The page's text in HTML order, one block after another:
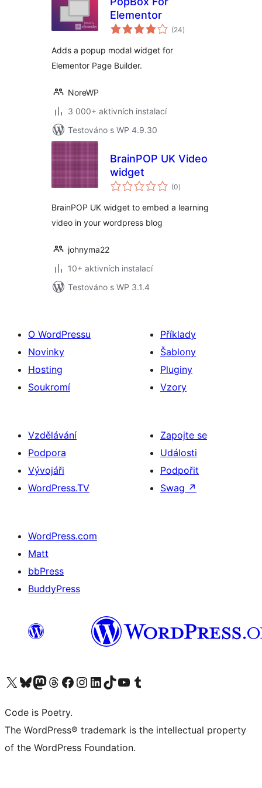
Elementor
(24celkové
hodnocení
)
Adds a popup modal widget for
Elementor Page Builder.
NoreWP
3 000+ aktivních instalací
Testováno s WP 4.9.30
BrainPOP UK Video
widget
(0celkové
hodnocení
)
BrainPOP UK widget to embed a learning
video in your wordpress blog
johnyma22
10+ aktivních instalací
Testováno s WP 3.1.4
O WordPressu
Novinky
Hosting
Soukromí
Příklady
Šablony
Pluginy
Vzory
Vzdělávání
Podpora
Vývojáři
WordPress.TV
Zapojte se
Události
Podpořit
Swag ↗
WordPress.com
Matt
bbPress
BuddyPress
Navštivte náš účet na X (dříve Twitter)
Navštivte náš Bluesky účetNavštivte náš účet Mastodon
Navštivte náš Threads účetNavštivte naši stránku na Facebooku
Navštivte náš Instagram účetNavštivte náš LinkedIn účetNavštivte náš TikTok účetNavštivte náš YouTube kanálNavštivte náš Tumblr účet
Code is Poetry.
The WordPress® trademark is the intellectual property
of the WordPress Foundation.